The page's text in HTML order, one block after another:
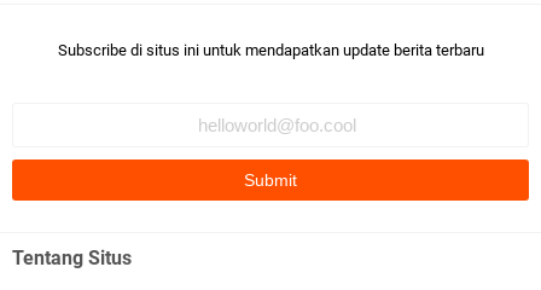
Polda NTB Apresiasi BKTM Lelede Sampaikan
Pesan Kamtibmas
Subscribe di situs ini untuk mendapatkan update berita terbaru
Tentang Situs